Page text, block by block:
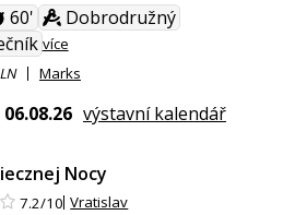
60'
Dobrodružný
více
Marks
06.08.26 výstavní kalendář
Nocy
7.2/10 Vratislav